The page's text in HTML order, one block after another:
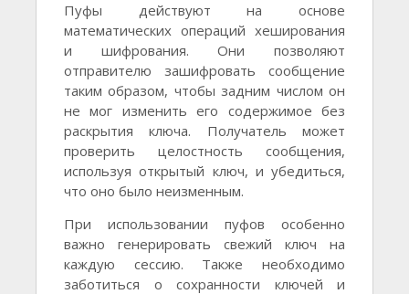
Пуфы действуют на основе
математических операций хеширования
и шифрования. Они позволяют
отправителю зашифровать сообщение
таким образом, чтобы задним числом он
не мог изменить его содержимое без
раскрытия ключа. Получатель может
проверить целостность сообщения,
используя открытый ключ, и убедиться,
что оно было неизменным.
При использовании пуфов особенно
важно генерировать свежий ключ на
каждую сессию. Также необходимо
заботиться о сохранности ключей и